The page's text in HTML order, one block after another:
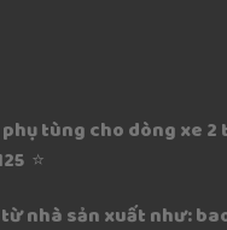
tùng cho dòng xe 2
⭐️
từ nhà sản xuất như: